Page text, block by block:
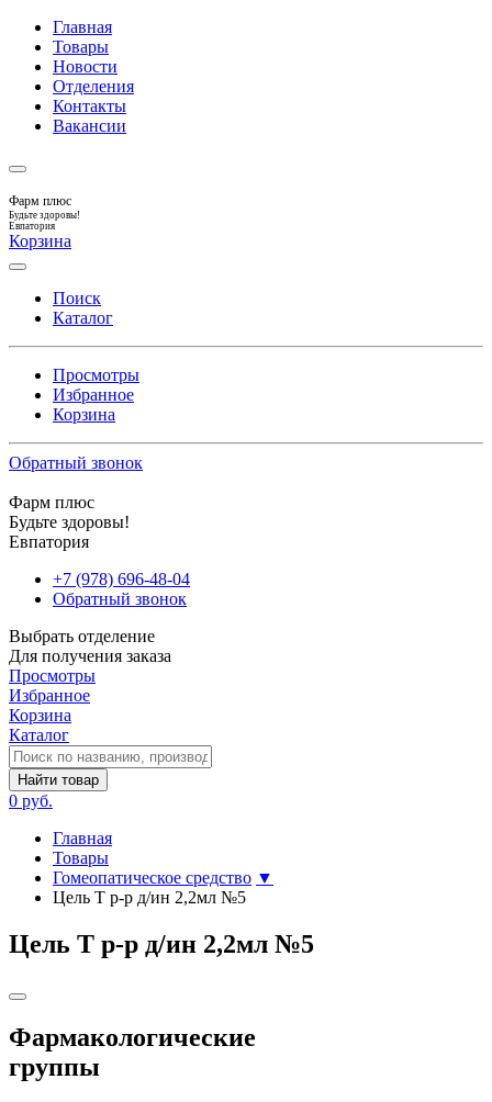
Главная
Товары
Новости
Отделения
Контакты
Вакансии
Фарм плюс
Будьте здоровы!
Евпатория
Корзина
Поиск
Каталог
Просмотры
Избранное
Корзина
Обратный звонок
Фарм плюс
Будьте здоровы!
Евпатория
+7 (978) 696-48-04
Обратный звонок
Выбрать отделение
Для получения заказа
Просмотры
Избранное
Корзина
Каталог
Найти товар
0 руб.
Главная
Товары
Гомеопатическое средство ▼
Цель Т р-р д/ин 2,2мл №5
Цель Т р-р д/ин 2,2мл №5
Фармакологические
группы